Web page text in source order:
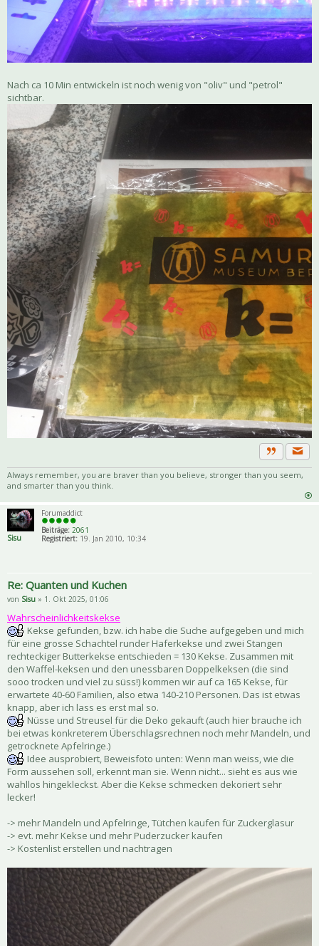
Nach ca 10 Min entwickeln ist noch wenig von "oliv" und "petrol"
sichtbar.
Zitat
Always remember, you are braver than you believe, stronger than you seem,
and smarter than you think.
Sisu
Forumaddict
Beiträge: 2061
Registriert:19. Jan 2010, 10:34
Re: Quanten und Kuchen
von Sisu » 1. Okt 2025, 01:06
Wahrscheinlichkeitskekse
Kekse gefunden, bzw. ich habe die Suche aufgegeben und mich
für eine grosse Schachtel runder Haferkekse und zwei Stangen
rechteckiger Butterkekse entschieden = 130 Kekse. Zusammen mit
den Waffel-keksen und den unessbaren Doppelkeksen (die sind
sooo trocken und viel zu süss!) kommen wir auf ca 165 Kekse, für
erwartete 40-60 Familien, also etwa 140-210 Personen. Das ist etwas
knapp, aber ich lass es erst mal so.
Nüsse und Streusel für die Deko gekauft (auch hier brauche ich
bei etwas konkreterem Überschlagsrechnen noch mehr Mandeln, und
getrocknete Apfelringe.)
Idee ausprobiert, Beweisfoto unten: Wenn man weiss, wie die
Form aussehen soll, erkennt man sie. Wenn nicht... sieht es aus wie
wahllos hingekleckst. Aber die Kekse schmecken dekoriert sehr
lecker!
-> mehr Mandeln und Apfelringe, Tütchen kaufen für Zuckerglasur
-> evt. mehr Kekse und mehr Puderzucker kaufen
-> Kostenlist erstellen und nachtragen